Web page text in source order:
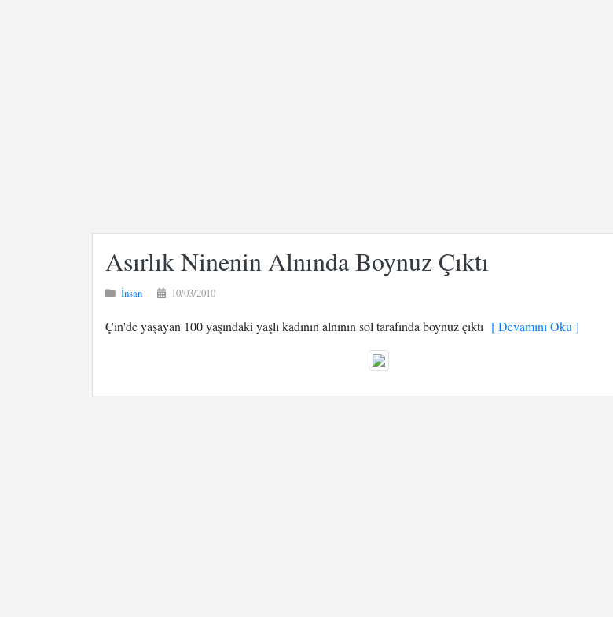
Asırlık Ninenin Alnında Boynuz Çıktı
İnsan 10/03/2010
Çin'de yaşayan 100 yaşındaki yaşlı kadının alnının sol tarafında boynuz çıktı [ Devamını Oku ]